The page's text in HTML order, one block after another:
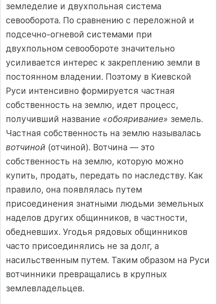
земледелие и двухпольная система
севооборота. По сравнению с переложной и
подсечно-огневой системами при
двухпольном севообороте значительно
усиливается интерес к закреплению земли в
постоянном владении. Поэтому в Киевской
Руси интенсивно формируется частная
собственность на землю, идет процесс,
получивший название «обояривание» земель.
Частная собственность на землю называлась
вотчиной (отчиной). Вотчина — это
собственность на землю, которую можно
купить, продать, передать по наследству. Как
правило, она появлялась путем
присоединения знатными людьми земельных
наделов других общинников, в частности,
обедневших. Угодья рядовых общинников
часто присоединялись не за долг, а
насильственным путем. Таким образом на Руси
вотчинники превращались в крупных
землевладельцев.